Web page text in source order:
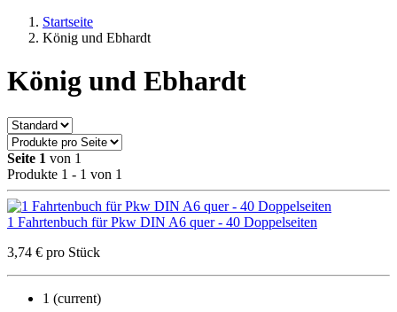
Startseite
König und Ebhardt
König und Ebhardt
Seite 1 von 1
Produkte 1 - 1 von 1
1 Fahrtenbuch für Pkw DIN A6 quer - 40 Doppelseiten
3,74 € pro Stück
1 (current)